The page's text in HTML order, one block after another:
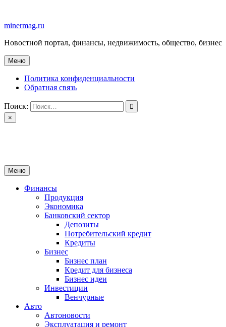
содержимому
minermag.ru
Новостной портал, финансы, недвижимость, общество, бизнес
Меню
Политика конфиденциальности
Обратная связь
Поиск:
×
Меню
Финансы
Продукция
Экономика
Банковский сектор
Депозиты
Потребительский кредит
Кредиты
Бизнес
Бизнес план
Кредит для бизнеса
Бизнес идеи
Инвестиции
Венчурные
Авто
Автоновости
Эксплуатация и ремонт